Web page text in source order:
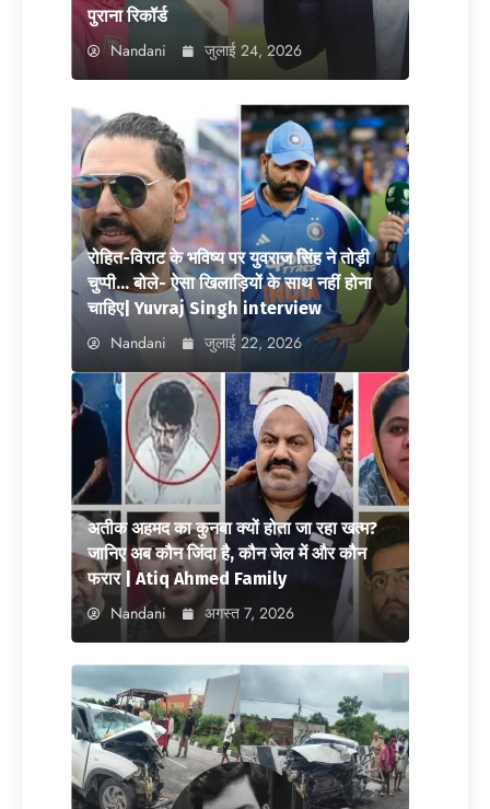
पुराना रिकॉर्ड
Nandani जुलाई 24, 2026
रोहित-विराट के भविष्य पर युवराज सिंह ने तोड़ी
चुप्पी… बोले- ऐसा खिलाड़ियों के साथ नहीं होना
चाहिए| Yuvraj Singh interview
Nandani जुलाई 22, 2026
अतीक अहमद का कुनबा क्यों होता जा रहा खत्म?
जानिए अब कौन जिंदा है, कौन जेल में और कौन
फरार | Atiq Ahmed Family
Nandani अगस्त 7, 2026